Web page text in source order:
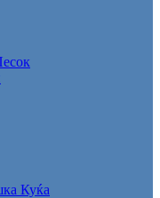
Куќа